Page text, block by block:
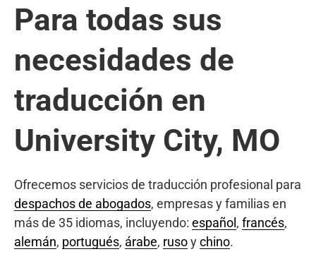
Para todas sus
necesidades de
traducción en
University City, MO
Ofrecemos servicios de traducción profesional para
despachos de abogados, empresas y familias en
más de 35 idiomas, incluyendo: español , francés,
alemán, portugués, árabe, rusoychino.